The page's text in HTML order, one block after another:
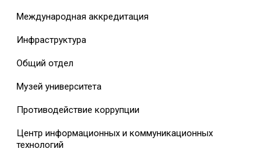
Международная аккредитация
Инфраструктура
Общий отдел
Музей университета
Противодействие коррупции
Центр информационных и коммуникационных
технологий